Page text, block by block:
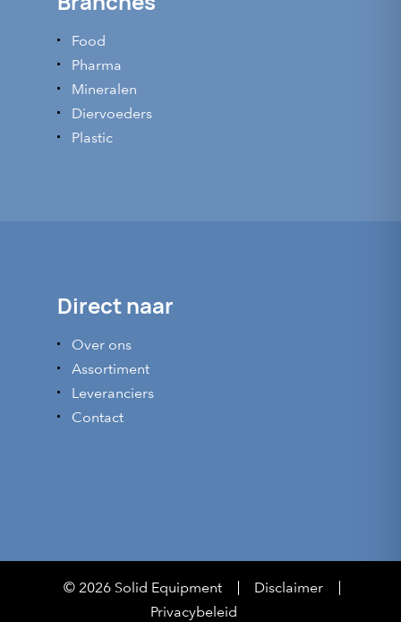
Food
Pharma
Mineralen
Diervoeders
Plastic
Direct naar
Over ons
Assortiment
Leveranciers
Contact
© 2026 Solid Equipment
Disclaimer
Privacybeleid